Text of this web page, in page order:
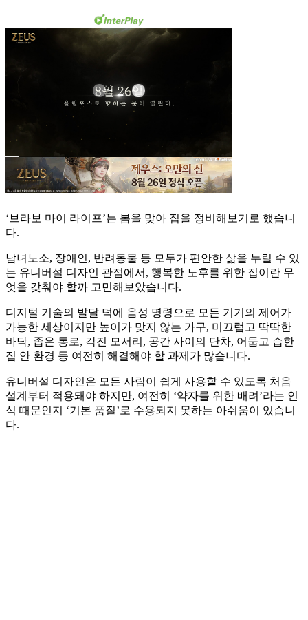
‘브라보 마이 라이프’는 봄을 맞아 집을 정비해보기로 했습니
다.
남녀노소, 장애인, 반려동물 등 모두가 편안한 삶을 누릴 수 있
는 유니버설 디자인 관점에서, 행복한 노후를 위한 집이란 무
엇을 갖춰야 할까 고민해보았습니다.
디지털 기술의 발달 덕에 음성 명령으로 모든 기기의 제어가
가능한 세상이지만 높이가 맞지 않는 가구, 미끄럽고 딱딱한
바닥, 좁은 통로, 각진 모서리, 공간 사이의 단차, 어둡고 습한
집 안 환경 등 여전히 해결해야 할 과제가 많습니다.
유니버설 디자인은 모든 사람이 쉽게 사용할 수 있도록 처음
설계부터 적용돼야 하지만, 여전히 ‘약자를 위한 배려’라는 인
식 때문인지 ‘기본 품질’로 수용되지 못하는 아쉬움이 있습니
다.